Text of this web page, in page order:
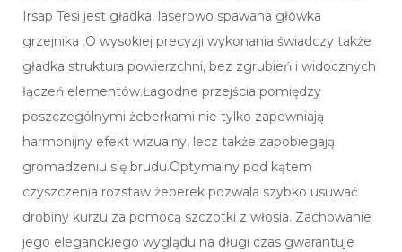
Irsap Tesi jest gładka, laserowo spawana główka
grzejnika .O wysokiej precyzji wykonania świadczy także
gładka struktura powierzchni, bez zgrubień i widocznych
łączeń elementów.Łagodne przejścia pomiędzy
poszczególnymi żeberkami nie tylko zapewniają
harmonijny efekt wizualny, lecz także zapobiegają
gromadzeniu się brudu.Optymalny pod kątem
czyszczenia rozstaw żeberek pozwala szybko usuwać
drobiny kurzu za pomocą szczotki z włosia. Zachowanie
jego eleganckiego wyglądu na długi czas gwarantuje